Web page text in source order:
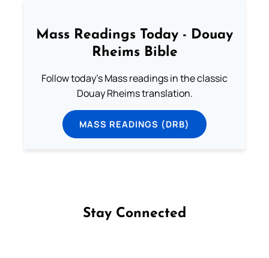
Mass Readings Today - Douay
Rheims Bible
Follow today's Mass readings in the classic
Douay Rheims translation.
MASS READINGS (DRB)
Stay Connected